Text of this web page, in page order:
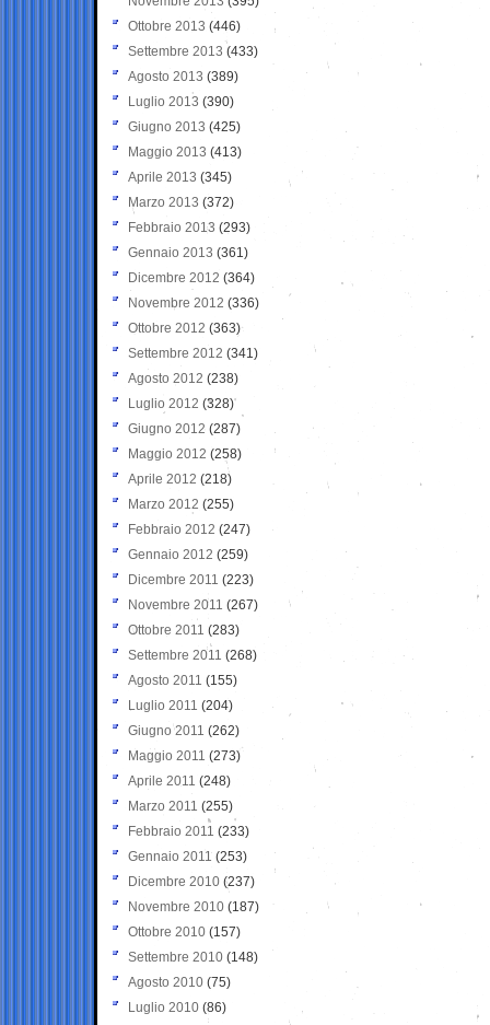
Ottobre 2013 (446)
Settembre 2013 (433)
Agosto 2013 (389)
Luglio 2013 (390)
Giugno 2013 (425)
Maggio 2013 (413)
Aprile 2013 (345)
Marzo 2013 (372)
Febbraio 2013 (293)
Gennaio 2013 (361)
Dicembre 2012 (364)
Novembre 2012 (336)
Ottobre 2012 (363)
Settembre 2012 (341)
Agosto 2012 (238)
Luglio 2012 (328)
Giugno 2012 (287)
Maggio 2012 (258)
Aprile 2012 (218)
Marzo 2012 (255)
Febbraio 2012 (247)
Gennaio 2012 (259)
Dicembre 2011 (223)
Novembre 2011 (267)
Ottobre 2011 (283)
Settembre 2011 (268)
Agosto 2011 (155)
Luglio 2011 (204)
Giugno 2011 (262)
Maggio 2011 (273)
Aprile 2011 (248)
Marzo 2011 (255)
Febbraio 2011 (233)
Gennaio 2011 (253)
Dicembre 2010 (237)
Novembre 2010 (187)
Ottobre 2010 (157)
Settembre 2010 (148)
Agosto 2010 (75)
Luglio 2010 (86)